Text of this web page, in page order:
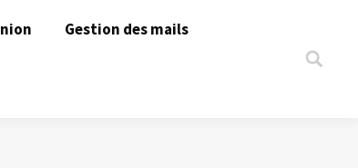
Gestion des mails
Search: